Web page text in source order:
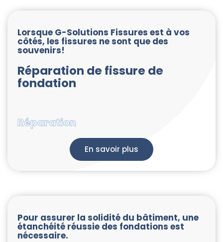
Lorsque G-Solutions Fissures est à vos
côtés, les fissures ne sont que des
souvenirs!
Réparation de fissure de
fondation
Réparation
En savoir plus
Pour assurer la solidité du bâtiment, une
étanchéité réussie des fondations est
nécessaire.